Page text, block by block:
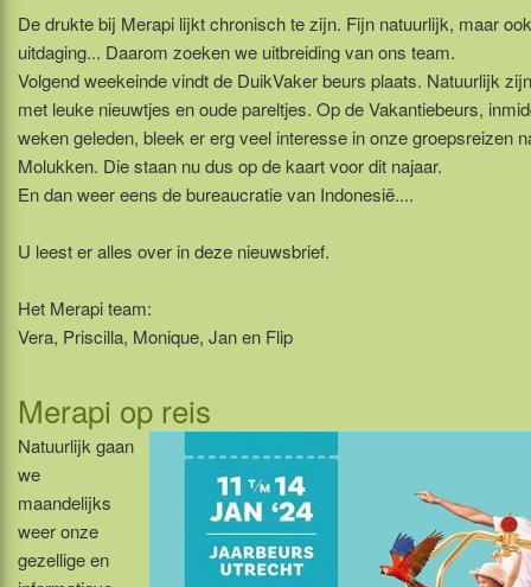
De drukte bij Merapi lijkt chronisch te zijn. Fijn natuurlijk, maar
uitdaging... Daarom zoeken we uitbreiding van ons team.
Volgend weekeinde vindt de DuikVaker beurs plaats. Natuurlijk
met leuke nieuwtjes en oude pareltjes. Op de Vakantiebeurs,
weken geleden, bleek er erg veel interesse in onze groepsreizen
Molukken. Die staan nu dus op de kaart voor dit najaar.
En dan weer eens de bureaucratie van Indonesië....
U leest er alles over in deze nieuwsbrief.
Het Merapi team:
Vera, Priscilla, Monique, Jan en Flip
Merapi op reis
Natuurlijk gaan
we
maandelijks
weer onze
gezellige en